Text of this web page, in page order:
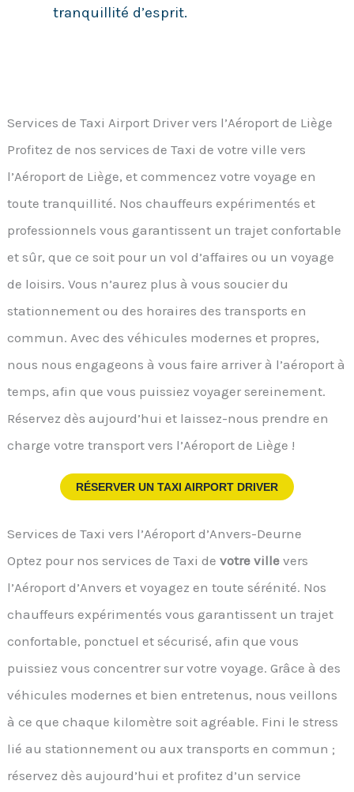
tranquillité d’esprit.
Services de Taxi Airport Driver vers l’Aéroport de Liège
Profitez de nos services de Taxi de votre ville vers
l’Aéroport de Liège, et commencez votre voyage en
toute tranquillité. Nos chauffeurs expérimentés et
professionnels vous garantissent un trajet confortable
et sûr, que ce soit pour un vol d’affaires ou un voyage
de loisirs. Vous n’aurez plus à vous soucier du
stationnement ou des horaires des transports en
commun. Avec des véhicules modernes et propres,
nous nous engageons à vous faire arriver à l’aéroport à
temps, afin que vous puissiez voyager sereinement.
Réservez dès aujourd’hui et laissez-nous prendre en
charge votre transport vers l’Aéroport de Liège !
RÉSERVER UN TAXI AIRPORT DRIVER
Services de Taxi vers l’Aéroport d’Anvers-Deurne
Optez pour nos services de Taxi devotre ville vers
l’Aéroport d’Anvers et voyagez en toute sérénité. Nos
chauffeurs expérimentés vous garantissent un trajet
confortable, ponctuel et sécurisé, afin que vous
puissiez vous concentrer sur votre voyage. Grâce à des
véhicules modernes et bien entretenus, nous veillons
à ce que chaque kilomètre soit agréable. Fini le stress
lié au stationnement ou aux transports en commun ;
réservez dès aujourd’hui et profitez d’un service